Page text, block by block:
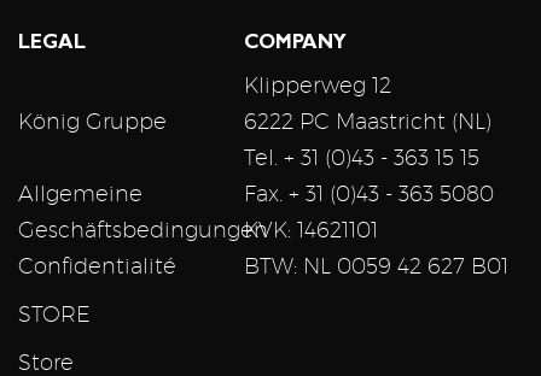
LEGAL
König Gruppe
Allgemeine
Geschäftsbedingungen
Confidentialité
COMPANY
Klipperweg 12
6222 PC Maastricht (NL)
Tel. + 31 (0)43 - 363 15 15
Fax. + 31 (0)43 - 363 5080
KVK: 14621101
BTW: NL 0059 42 627 B01
STORE
Store